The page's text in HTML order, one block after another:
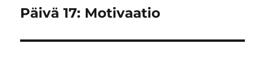
Seuraava
Päivä 17: Motivaatio